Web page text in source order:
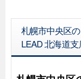
札幌市中央区
LEAD 北海道